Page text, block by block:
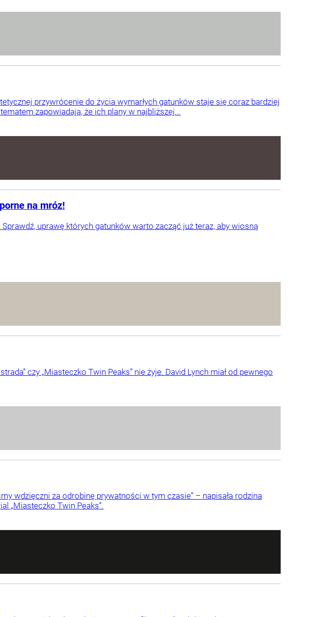
przywrócenie do życia wymarłych gatunków staje się coraz bardziej
zapowiadają, że ich plany w najbliższej...
na mróz!
uprawę których gatunków warto zacząć już teraz, aby wiosną
czy „Miasteczko Twin Peaks” nie żyje. David Lynch miał od pewnego
wdzięczni za odrobinę prywatności w tym czasie” – napisała rodzina
„Miasteczko Twin Peaks”.